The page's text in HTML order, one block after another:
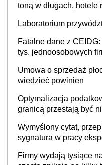
toną w długach,
Laboratorium
Fatalne dane z
tys. jednoosobowych
Umowa o sprzedaż
wiedzieć powinien
Optymalizacja
granicą przestają być
Wymyślony cytat,
sygnatura w pracy
Firmy wydają tysiące